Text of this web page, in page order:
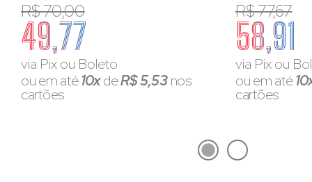
R$ 70,00
49,77
via Pix ou Boleto
ou em até10xdeR$ 5,53nos
cartões
R$ 77,67
58,91
via Pix ou
ou em até
cartões